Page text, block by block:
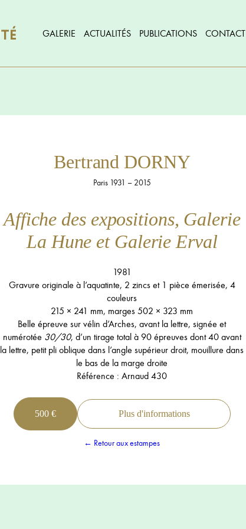
GALERIE ACTUALITÉS PUBLICATIONS CONTACT
Bertrand DORNY
Paris 1931 – 2015
Affiche des expositions, Galerie
La Hune et Galerie Erval
1981
Gravure originale à l’aquatinte, 2 zincs et 1 pièce émerisée, 4
couleurs
215 × 241 mm, marges 502 × 323 mm
Belle épreuve sur vélin d’Arches, avant la lettre, signée et
numérotée 30/30, d’un tirage total à 90 épreuves dont 40 avant
la lettre, petit pli oblique dans l’angle supérieur droit, mouillure dans
le bas de la marge droite
Référence : Arnaud 430
500 € Plus d'informations
← Retour aux estampes